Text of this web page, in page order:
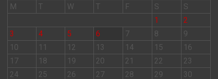
M
T W T F S
S
1
2
3
4 5 6 7 8
9
10
11 12 13 14 15
16
17
18 19 20 21 22
23
24
25 26 27 28 29
30